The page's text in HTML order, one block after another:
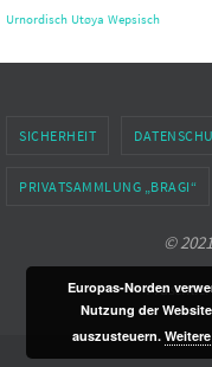
Urnordisch Utøya Wepsisch
SICHERHEIT
PRIVATSAMMLUNG „BRAGI“
©
Europas-Norden
Nutzung der
auszusteuern.